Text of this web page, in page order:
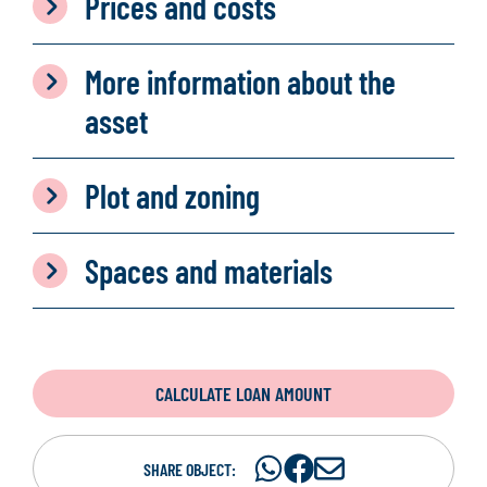
More information about the
asset
Plot and zoning
Spaces and materials
CALCULATE LOAN AMOUNT
SHARE OBJECT:
ShareShare
S